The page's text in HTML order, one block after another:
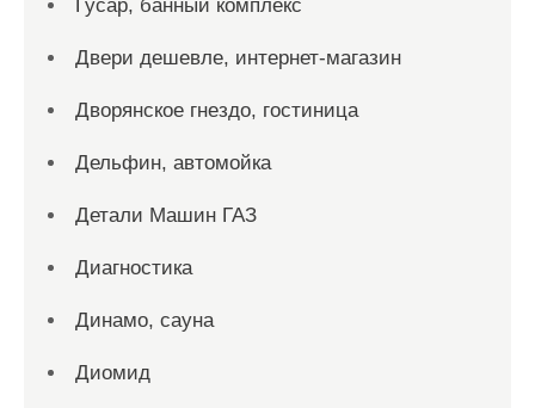
Гусар, банный комплекс
Двери дешевле, интернет-магазин
Дворянское гнездо, гостиница
Дельфин, автомойка
Детали Машин ГАЗ
Диагностика
Динамо, сауна
Диомид